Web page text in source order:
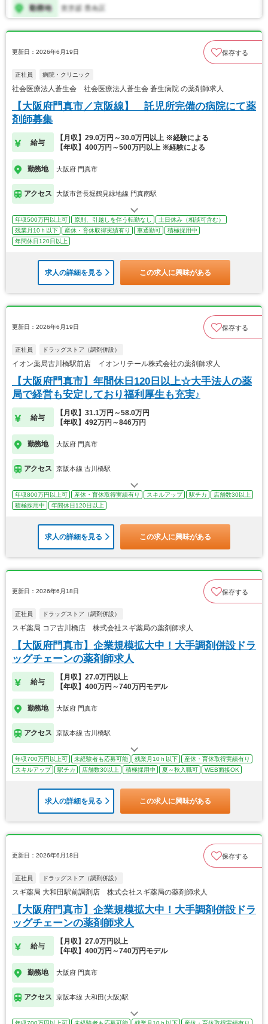
更新日：2026年6月19日 保存する
正社員 病院・クリニック
社会医療法人蒼生会 社会医療法人蒼生会 蒼生病院 の薬剤師求人
【大阪府門真市／京阪線】 託児所完備の病院にて薬
剤師募集
給与
【月収】29.0万円～30.0万円以上 ※経験による
【年収】400万円～500万円以上 ※経験による
勤務地 大阪府 門真市
アクセス 大阪市営長堀鶴見緑地線 門真南駅
年収500万円以上可 原則、引越しを伴う転勤なし
土日休み（相談可含む）
残業月10ｈ以下
産休・育休取得実績有り 車通勤可
積極採用中
年間休日120日以上
求人の詳細を見る この求人に興味がある
更新日：2026年6月19日 保存する
正社員 ドラッグストア（調剤併設）
イオン薬局古川橋駅前店 イオンリテール株式会社の薬剤師求人
【大阪府門真市】年間休日120日以上☆大手法人の薬
局で経営も安定しており福利厚生も充実♪
給与
【月収】31.1万円～58.0万円
【年収】492万円～846万円
勤務地 大阪府 門真市
アクセス 京阪本線 古川橋駅
年収800万円以上可 産休・育休取得実績有り スキルアップ 駅チカ
店舗数30以上
積極採用中
年間休日120日以上
求人の詳細を見る この求人に興味がある
更新日：2026年6月18日 保存する
正社員 ドラッグストア（調剤併設）
スギ薬局 コア古川橋店 株式会社スギ薬局の薬剤師求人
【大阪府門真市】企業規模拡大中！大手調剤併設ドラ
ッグチェーンの薬剤師求人
給与
【月収】27.0万円以上
【年収】400万円～740万円モデル
勤務地 大阪府 門真市
アクセス 京阪本線 古川橋駅
年収700万円以上可 未経験者も応募可能 残業月10ｈ以下
産休・育休取得実績有り
スキルアップ
駅チカ 店舗数30以上 積極採用中 夏～秋入職可 WEB面接OK
求人の詳細を見る この求人に興味がある
更新日：2026年6月18日 保存する
正社員 ドラッグストア（調剤併設）
スギ薬局 大和田駅前調剤店 株式会社スギ薬局の薬剤師求人
【大阪府門真市】企業規模拡大中！大手調剤併設ドラ
ッグチェーンの薬剤師求人
給与
【月収】27.0万円以上
【年収】400万円～740万円モデル
勤務地 大阪府 門真市
アクセス 京阪本線 大和田(大阪)駅